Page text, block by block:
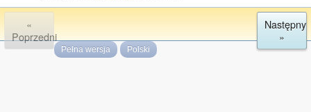
«
Poprzedni
Następny
»
Pełna wersja Polski